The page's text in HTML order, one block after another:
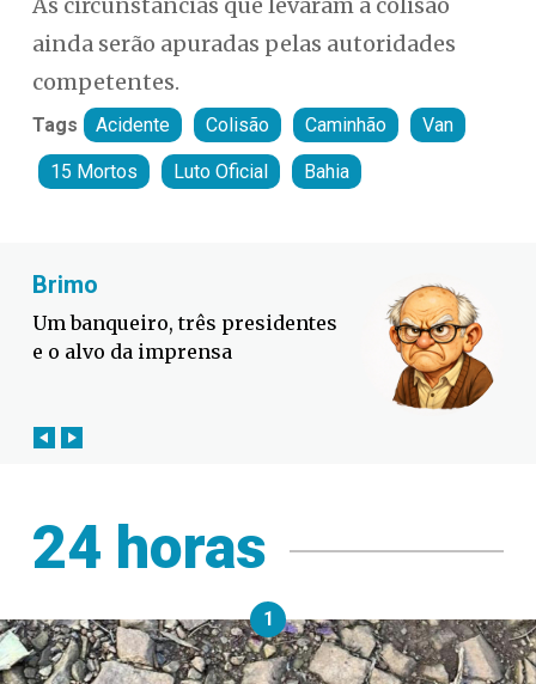
ainda serão apuradas pelas autoridades
competentes.
Tags Acidente Colisão Caminhão Van
15 Mortos Luto Oficial Bahia
Fabiano Bordignon
Defesa Civil lança campanha
contra o El Niño em SC
24 horas
1